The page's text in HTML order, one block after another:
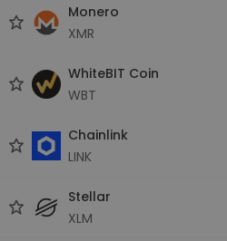
Monero
XMR
WhiteBIT Coin
WBT
Chainlink
LINK
Stellar
XLM